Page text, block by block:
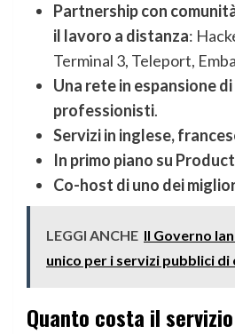
Partnership con
il lavoro a distanza:
Terminal 3, Teleport,
Una rete in espansione
professionisti.
Servizi in inglese,
In primo piano su
Co-host di uno dei
LEGGI ANCHE Il Governo
unico per i servizi pubblici
Quanto costa il